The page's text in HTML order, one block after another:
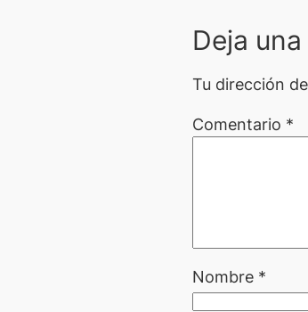
Deja
Tu dirección
Comentario *
Nombre *